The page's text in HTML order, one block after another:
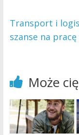
Transport i
szanse na
Może